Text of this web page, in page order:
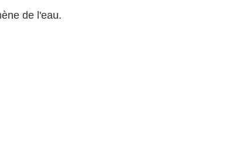
de l'eau.